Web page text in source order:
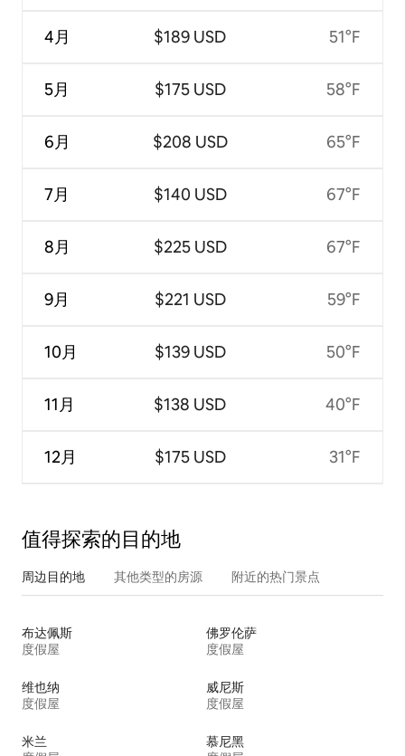
4月
5月
6月
7月
8月
9月
10月
11月
12月
$189 USD
$175 USD
$208 USD
$140 USD
$225 USD
$221 USD
$139 USD
$138 USD
$175 USD
51°F
58°F
65°F
67°F
67°F
59°F
50°F
40°F
31°F
值得探索的目的地
周边目的地 其他类型的房源 附近的热门景点
布达佩斯
度假屋
佛罗伦萨
度假屋
维也纳
度假屋
威尼斯
度假屋
米兰
慕尼黑